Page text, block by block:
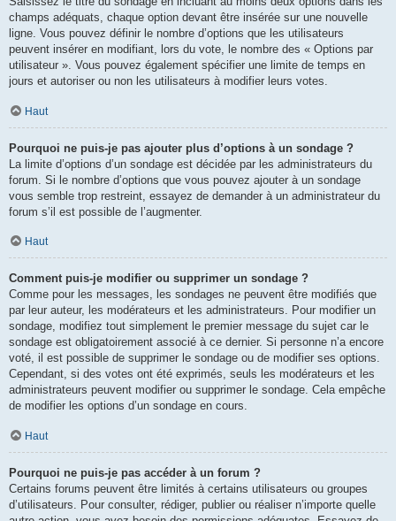
champs adéquats, chaque option devant être insérée sur une nouvelle
ligne. Vous pouvez définir le nombre d’options que les utilisateurs
peuvent insérer en modifiant, lors du vote, le nombre des « Options par
utilisateur ». Vous pouvez également spécifier une limite de temps en
jours et autoriser ou non les utilisateurs à modifier leurs votes.
Haut
Pourquoi ne puis-je pas ajouter plus d’options à un sondage ?
La limite d’options d’un sondage est décidée par les administrateurs du
forum. Si le nombre d’options que vous pouvez ajouter à un sondage
vous semble trop restreint, essayez de demander à un administrateur du
forum s’il est possible de l’augmenter.
Haut
Comment puis-je modifier ou supprimer un sondage ?
Comme pour les messages, les sondages ne peuvent être modifiés que
par leur auteur, les modérateurs et les administrateurs. Pour modifier un
sondage, modifiez tout simplement le premier message du sujet car le
sondage est obligatoirement associé à ce dernier. Si personne n’a encore
voté, il est possible de supprimer le sondage ou de modifier ses options.
Cependant, si des votes ont été exprimés, seuls les modérateurs et les
administrateurs peuvent modifier ou supprimer le sondage. Cela empêche
de modifier les options d’un sondage en cours.
Haut
Pourquoi ne puis-je pas accéder à un forum ?
Certains forums peuvent être limités à certains utilisateurs ou groupes
d’utilisateurs. Pour consulter, rédiger, publier ou réaliser n’importe quelle